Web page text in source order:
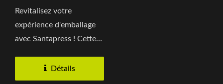
Revitalisez votre
expérience d'emballage
avec Santapress ! Cette
manière...
Détails